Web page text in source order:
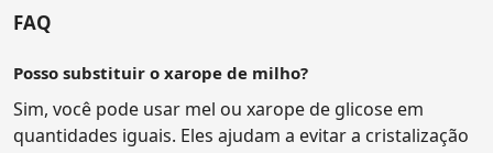
FAQ
Posso substituir o xarope de milho?
Sim, você pode usar mel ou xarope de glicose em
quantidades iguais. Eles ajudam a evitar a cristalização